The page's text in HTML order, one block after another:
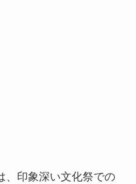
、印象深い文化祭での